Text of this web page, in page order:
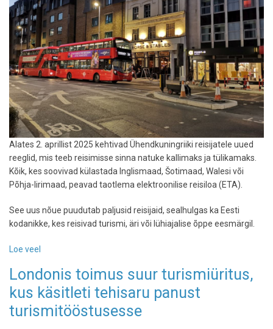
Alates 2. aprillist 2025 kehtivad Ühendkuningriiki reisijatele uued
reeglid, mis teeb reisimisse sinna natuke kallimaks ja tülikamaks.
Kõik, kes soovivad külastada Inglismaad, Šotimaad, Walesi või
Põhja-Iirimaad, peavad taotlema elektroonilise reisiloa (ETA).
See uus nõue puudutab paljusid reisijaid, sealhulgas ka Eesti
kodanikke, kes reisivad turismi, äri või lühiajalise õppe eesmärgil.
Loe veel
kehtestab
alates
aprillist
Londonis toimus suur turismiüritus,
kus käsitleti tehisaru panust
turismitööstusesse